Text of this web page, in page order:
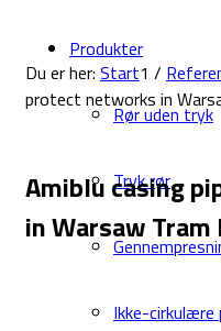
Produkter
Rør uden tryk
Tryk rør
Ikke-cirkulære
Du er her: Start1 /
protect networks in
Amiblu casing
in Warsaw